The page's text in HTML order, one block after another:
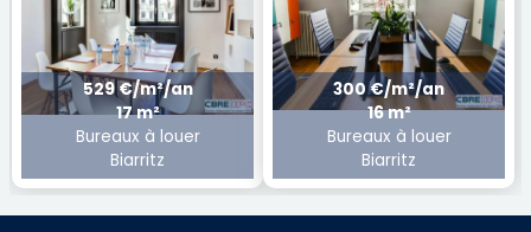
529 €/m²/an
17 m²
Bureaux à louer
Biarritz
300 €/m²/an
16 m²
Bureaux à louer
Biarritz